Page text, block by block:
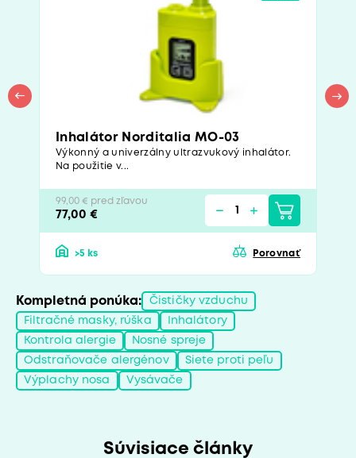
Inhalátor Norditalia MO-03
Výkonný a univerzálny ultrazvukový inhalátor.
Na použitie v...
99,00 € pred zľavou
77,00 €
>5 ks Porovnať
Kompletná ponúka: Čističky vzduchu
Filtračné masky, rúška Inhalátory
Kontrola alergie Nosné spreje
Odstraňovače alergénov Siete proti peľu
Výplachy nosa Vysávače
Súvisiace články